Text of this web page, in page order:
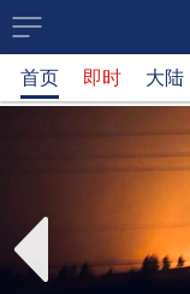
大
纪
新
首页 即时 大陆